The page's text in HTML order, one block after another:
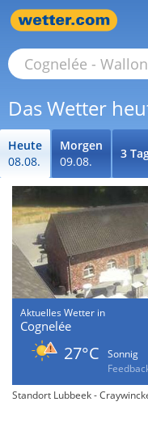
Das Wetter
Heute
08.08.
Morgen
09.08.
3
Aktuelles Wetter in
Cognelée
27°C
Sonnig
Standort Lubbeek -